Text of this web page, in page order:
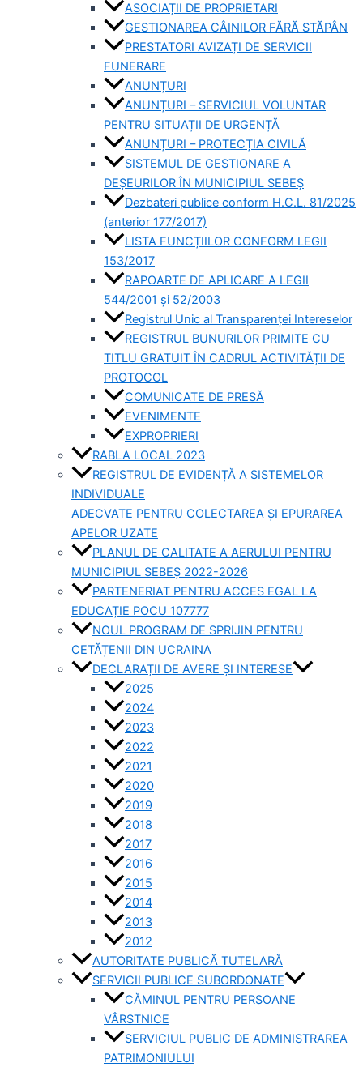
ASOCIAȚII DE PROPRIETARI
GESTIONAREA CÂINILOR FĂRĂ STĂPÂN
PRESTATORI AVIZAȚI DE SERVICII
FUNERARE
ANUNȚURI
ANUNȚURI – SERVICIUL VOLUNTAR
PENTRU SITUAȚII DE URGENȚĂ
ANUNȚURI – PROTECȚIA CIVILĂ
SISTEMUL DE GESTIONARE A
DEȘEURILOR ÎN MUNICIPIUL SEBEȘ
Dezbateri publice conform H.C.L. 81/2025
(anterior 177/2017)
LISTA FUNCȚIILOR CONFORM LEGII
153/2017
RAPOARTE DE APLICARE A LEGII
544/2001 și 52/2003
Registrul Unic al Transparenței Intereselor
REGISTRUL BUNURILOR PRIMITE CU
TITLU GRATUIT ÎN CADRUL ACTIVITĂȚII DE
PROTOCOL
COMUNICATE DE PRESĂ
EVENIMENTE
EXPROPRIERI
RABLA LOCAL 2023
REGISTRUL DE EVIDENȚĂ A SISTEMELOR
INDIVIDUALE
ADECVATE PENTRU COLECTAREA ȘI EPURAREA
APELOR UZATE
PLANUL DE CALITATE A AERULUI PENTRU
MUNICIPIUL SEBEȘ 2022-2026
PARTENERIAT PENTRU ACCES EGAL LA
EDUCAȚIE POCU 107777
NOUL PROGRAM DE SPRIJIN PENTRU
CETĂȚENII DIN UCRAINA
DECLARAȚII DE AVERE ȘI INTERESE
2025
2024
2023
2022
2021
2020
2019
2018
2017
2016
2015
2014
2013
2012
AUTORITATE PUBLICĂ TUTELARĂ
SERVICII PUBLICE SUBORDONATE
CĂMINUL PENTRU PERSOANE
VÂRSTNICE
SERVICIUL PUBLIC DE ADMINISTRAREA
PATRIMONIULUI